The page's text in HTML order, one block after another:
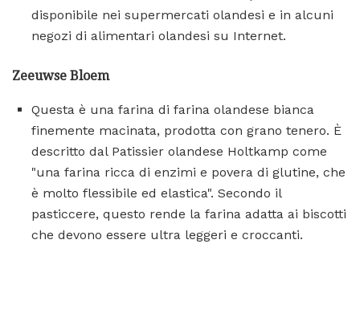
disponibile nei supermercati olandesi e in alcuni
negozi di alimentari olandesi su Internet.
Zeeuwse Bloem
Questa è una farina di farina olandese bianca
finemente macinata, prodotta con grano tenero. È
descritto dal Patissier olandese Holtkamp come
"una farina ricca di enzimi e povera di glutine, che
è molto flessibile ed elastica". Secondo il
pasticcere, questo rende la farina adatta ai biscotti
che devono essere ultra leggeri e croccanti.